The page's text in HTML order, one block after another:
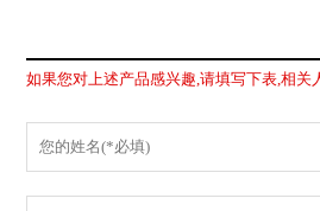
如果您对上述产品感兴趣,请填写下表,相关